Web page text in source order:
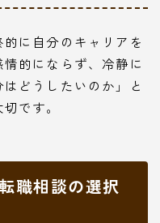
に自分のキャリアを
的にならず、冷静に
どうしたいのか」と
です。
職相談の選択